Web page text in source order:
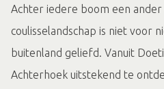
Achter iedere boom een
coulisselandschap is niet voor
buitenland geliefd. Vanuit
Achterhoek uitstekend te